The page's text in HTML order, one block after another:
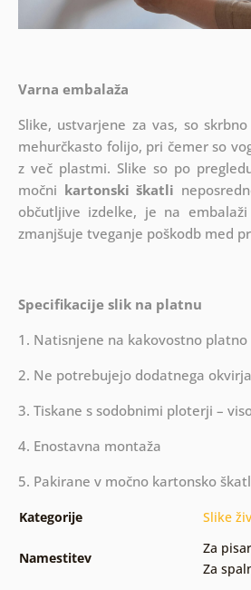
Varna embalaža
Slike, ustvarjene za vas, so
mehurčkasto folijo, pri čemer so
z več plastmi. Slike so po
močni kartonski škatli
občutljive izdelke, je na
zmanjšuje tveganje poškodb med
Specifikacije slik na platnu
1. Natisnjene na kakovostno platno
2. Ne potrebujejo dodatnega okvirja
3. Tiskane s sodobnimi ploterji –
4. Enostavna montaža
5. Pakirane v močno kartonsko
Kategorije Slike
Namestitev
Za
Za